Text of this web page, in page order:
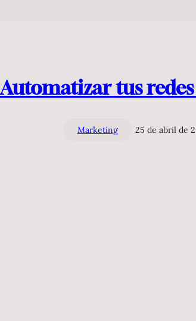
Automatizar tus
Marketing 25 de abril de